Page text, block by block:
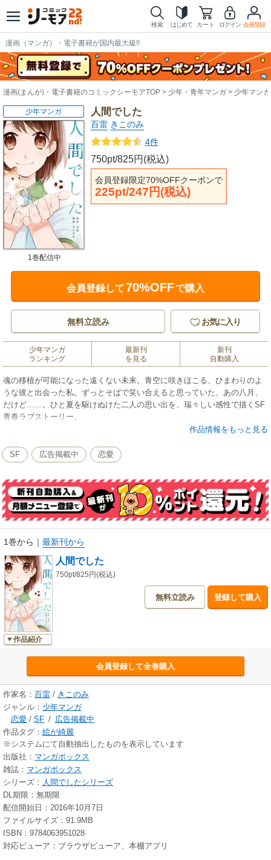
検索 はじめて カート ログイン 会員登録
漫画（マンガ）・電子書籍が国内最大級!!
漫画(まんが)・電子書籍のコミックシーモアTOP 少年・青年マンガ 少年マンガ
人間でした
百雷 きこのみ
4件
750pt/825円(税込)
会員登録限定70%OFFクーポンで
225pt/247円(税込)
少年マンガ
1巻配信中
会員登録して70%OFFで購入
無料立読み お気に入り
少年マンガ
ランキング
最新刊
を見る
新刊
自動購入
魂の移植が可能になった遠くない未来。青空に咲きほこる、ひまわりのよ
うな彼と出会った私。ずっとそばで笑い合えると思っていた、あの八月、
だけど……。ひと夏を駆けぬけた二人の思い出を、瑞々しい感性で描くSF
青春ラブストーリー。
作品情報をもっと見る
SF 広告掲載中 恋愛
1巻から ｜ 最新刊から
作品紹介
人間でした
750pt/825円(税込)
無料立読み 登録して購入
会員登録して全巻購入
作家名： 百雷 / きこのみ
ジャンル： 少年マンガ
恋愛 / SF / 広告掲載中
作品タグ： 絵が綺麗
※システムにて自動抽出したものを表示しています
出版社： マンガボックス
雑誌： マンガボックス
シリーズ： 人間でしたシリーズ
DL期限：無期限
配信開始日：2016年10月7日
ファイルサイズ：91.9MB
ISBN：9784063951028
対応ビューア：ブラウザビューア、本棚アプリ